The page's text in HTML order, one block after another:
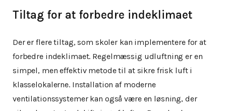
Tiltag for at forbedre indeklimaet
Der er flere tiltag, som skoler kan implementere for at
forbedre indeklimaet. Regelmæssig udluftning er en
simpel, men effektiv metode til at sikre frisk luft i
klasselokalerne. Installation af moderne
ventilationssystemer kan også være en løsning, der